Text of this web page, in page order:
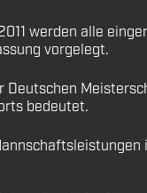
werden alle
vorgelegt.
bedeutet.